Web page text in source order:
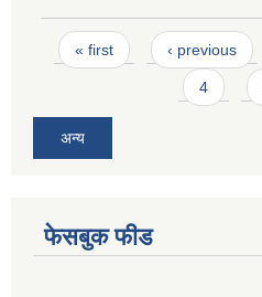
Pages
« first ‹ previous
4
अन्य
फेसबुक फीड